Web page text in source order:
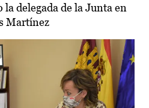
delegada de la Junta en
Martínez